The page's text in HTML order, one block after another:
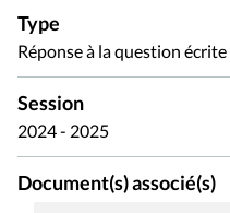
Type
Réponse à la question écrite
Session
2024 - 2025
Document(s) associé(s)